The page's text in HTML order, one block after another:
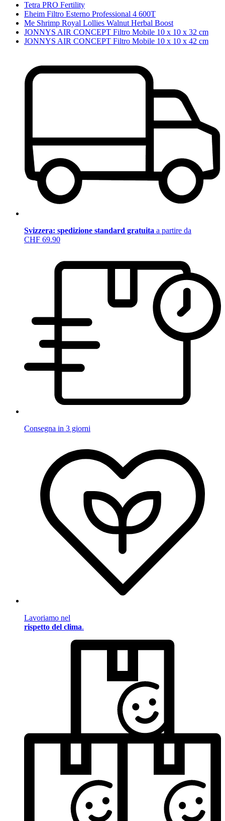
Tetra PRO Fertility
Eheim Filtro Esterno Professional 4 600T
Me Shrimp Royal Lollies Walnut Herbal Boost
JONNYS AIR CONCEPT Filtro Mobile 10 x 10 x 32 cm
JONNYS AIR CONCEPT Filtro Mobile 10 x 10 x 42 cm
Svizzera: spedizione standard gratuita a partire da
CHF 69.90
Consegna in 3 giorni
Lavoriamo nel
rispetto del clima.